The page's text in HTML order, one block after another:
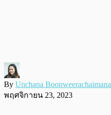
By Unchana Boonweerachaimana
พฤศจิกายน 23, 2023